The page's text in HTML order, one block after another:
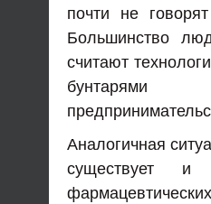
почти не
Большинство
считают
бунтарями
Аналогичная
существует